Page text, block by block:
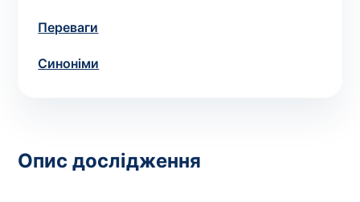
Переваги
Синоніми
Опис дослідження
Оформити замовлення
* Адміністрація клініки вживає всіх заходів для